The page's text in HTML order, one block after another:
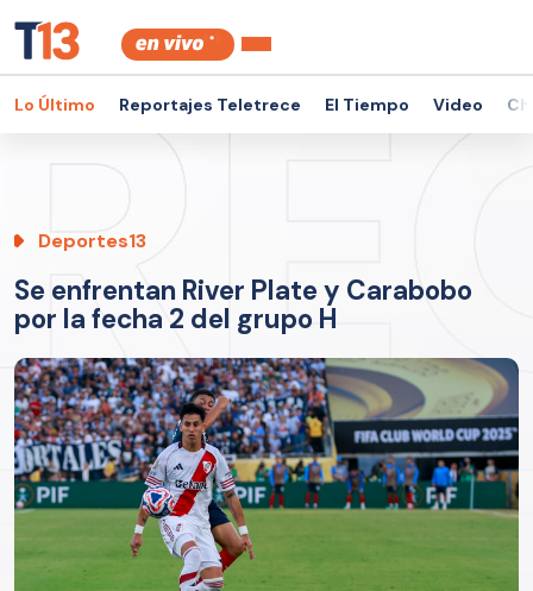
Lo Último Reportajes Teletrece El Tiempo Video
Deportes13
Se enfrentan River Plate y Carabobo
por la fecha 2 del grupo H